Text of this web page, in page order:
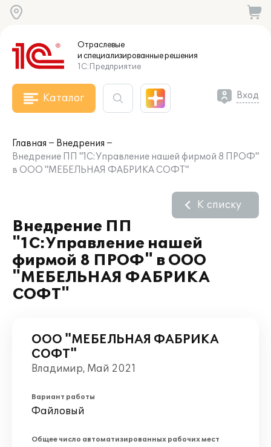
Отраслевые
и специализированныерешения
1С:Предприятие
Каталог Вход
Главная
Внедрения
Внедрение ПП "1С:Управление нашей фирмой 8 ПРОФ"
в ООО "МЕБЕЛЬНАЯ ФАБРИКА СОФТ"
Внедрение ПП
"1С:Управление нашей
фирмой 8 ПРОФ" в ООО
"МЕБЕЛЬНАЯ ФАБРИКА
СОФТ"
К списку
ООО "МЕБЕЛЬНАЯ ФАБРИКА
СОФТ"
Владимир, Май 2021
Вариант работы
Файловый
Общее число автоматизированных рабочих мест